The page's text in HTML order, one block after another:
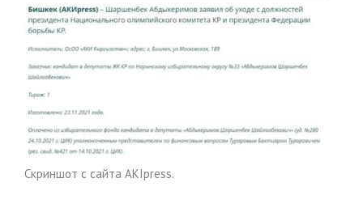
Скриншот с сайта AKIpress.